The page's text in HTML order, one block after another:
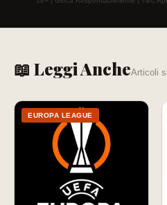
📖 Leggi AncheArticoli
EUROPA LEAGUE